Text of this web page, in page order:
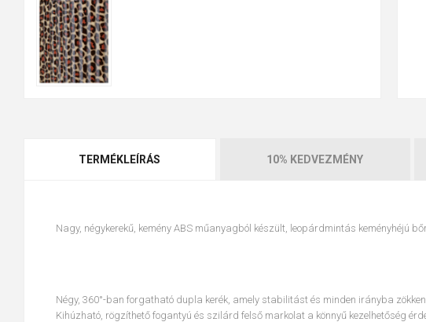
TERMÉKLEÍRÁS 10% KEDVEZMÉNY
Nagy, négykerekű, kemény ABS műanyagból készült, leopárdmintás keményhéjú
Négy, 360°-ban forgatható dupla kerék, amely stabilitást és minden irányba
Kihúzható, rögzíthető fogantyú és szilárd felső markolat a könnyű kezelhetőség